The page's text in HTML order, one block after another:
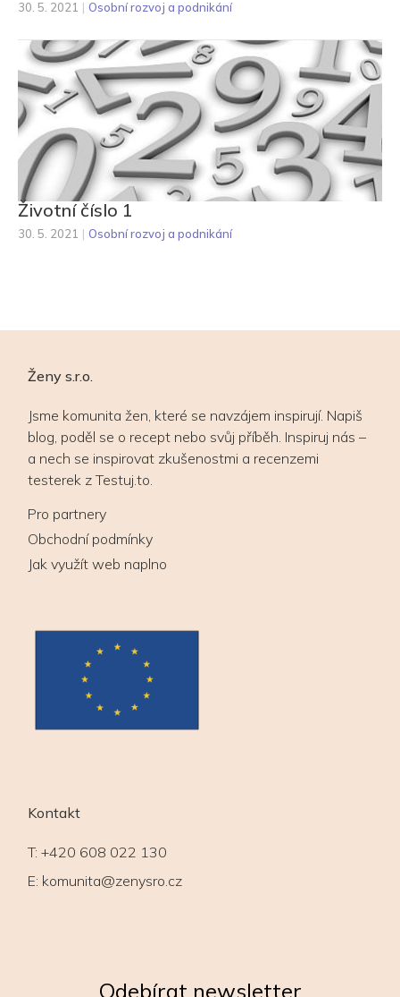
30. 5. 2021 | Osobní rozvoj a podnikání
Životní číslo 1
30. 5. 2021 | Osobní rozvoj a podnikání
Ženy s.r.o.
Jsme komunita žen, které se navzájem inspirují. Napiš
blog, poděl se o recept nebo svůj příběh. Inspiruj nás –
a nech se inspirovat zkušenostmi a recenzemi
testerek z Testuj.to.
Pro partnery
Obchodní podmínky
Jak využít web naplno
Kontakt
T: +420 608 022 130
E: komunita@zenysro.cz
Odebírat newsletter